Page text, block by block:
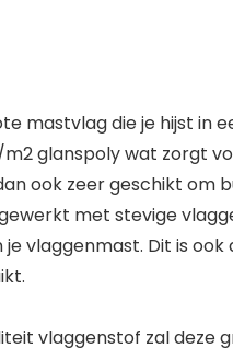
mastvlag die je hijst in
glanspoly wat zorgt
ook zeer geschikt om
met stevige
vlaggenmast. Dit is ook
vlaggenstof zal deze